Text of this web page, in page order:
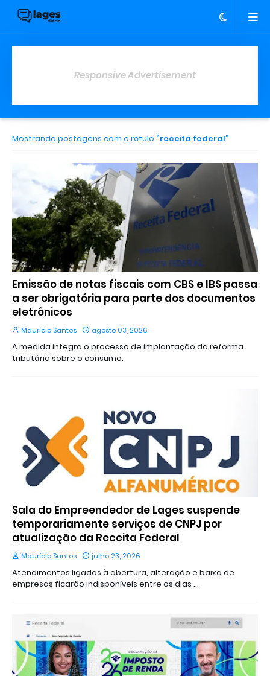
Responsive Advertisement
Mostrando postagens com o rótulo receita federal
Emissão de notas fiscais com CBS e IBS passa
a ser obrigatória para parte dos documentos
eletrônicos
Maurício Santos agosto 03, 2026
A medida integra o processo de implantação da reforma
tributária sobre o consumo.
Sala do Empreendedor de Lages suspende
temporariamente serviços de CNPJ por
atualização da Receita Federal
Maurício Santos julho 23, 2026
Atendimentos ligados à abertura, alteração e baixa de
empresas ficarão indisponíveis entre os dias …